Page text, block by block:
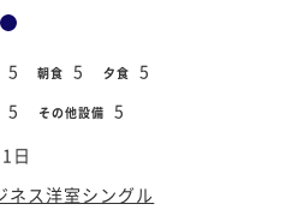
5 朝食 5 夕食 5
5 その他設備 5
日
ネス洋室シングル